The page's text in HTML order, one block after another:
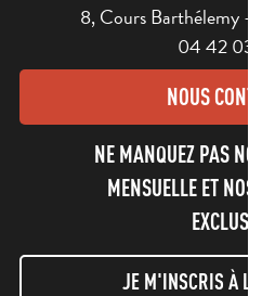
8, Cours Barthélemy -
04 42 03
NOUS
NE MANQUEZ PAS
MENSUELLE ET NOS
JE M'INSCRIS À LA